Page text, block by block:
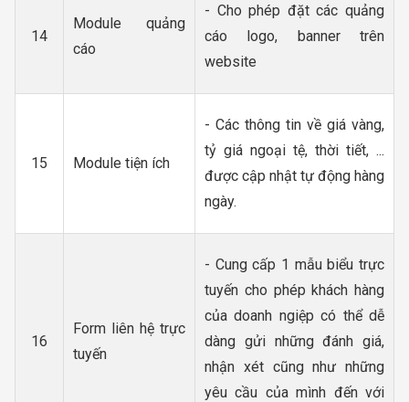
14
Module quảng
cáo
- Cho phép đặt các quảng
cáo logo, banner trên
website
15 Module tiện ích
- Các thông tin về giá vàng,
tỷ giá ngoại tệ, thời tiết, ...
được cập nhật tự động hàng
ngày.
16
Form liên hệ trực
tuyến
- Cung cấp 1 mẫu biểu trực
tuyến cho phép khách hàng
của doanh ngiệp có thể dễ
dàng gửi những đánh giá,
nhận xét cũng như những
yêu cầu của mình đến với